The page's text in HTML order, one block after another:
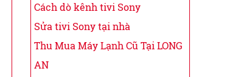
Cách dò kênh tivi Sony
Sửa tivi Sony tại nhà
Thu Mua Máy Lạnh Cũ Tại LONG
AN